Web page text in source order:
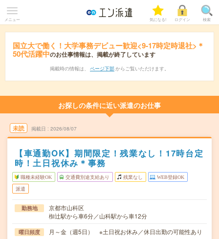
メニュー 気になる! ログイン 検索
国立大で働く！大学事務デビュー歓迎<9‐17時定時退社>＊
50代活躍中のお仕事情報は、掲載が終了しています
掲載時の情報は、 ページ下部 からご覧いただけます。
お探しの条件に近い派遣のお仕事
未読 掲載日 2026/08/07
【車通勤OK】期間限定！残業なし！17時台定
時！土日祝休み＊事務
職種未経験OK 交通費別途支給あり 残業なし WEB登録OK
派遣
勤務地
京都市山科区
椥辻駅から車6分／山科駅から車12分
曜日頻度 月～金（週5日） ※土日祝お休み／休日出勤の可能性あり